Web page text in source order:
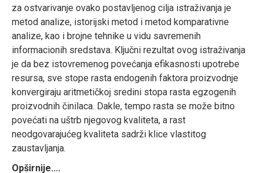
za ostvarivanje ovako postavljenog cilja istraživanja je
metod analize, istorijski metod i metod komparativne
analize, kao i brojne tehnike u vidu savremenih
informacionih sredstava. Ključni rezultat ovog istraživanja
je da bez istovremenog povećanja efikasnosti upotrebe
resursa, sve stope rasta endogenih faktora proizvodnje
konvergiraju aritmetičkoj sredini stopa rasta egzogenih
proizvodnih činilaca. Dakle, tempo rasta se može bitno
povećati na uštrb njegovog kvaliteta, a rast
neodgovarajućeg kvaliteta sadrži klice vlastitog
zaustavljanja.
Opširnije....